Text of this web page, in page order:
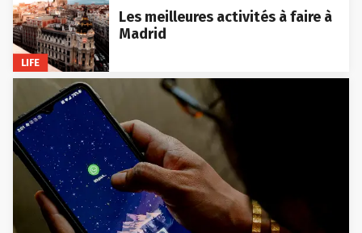
LIFE
Les meilleures activités à faire à
Madrid